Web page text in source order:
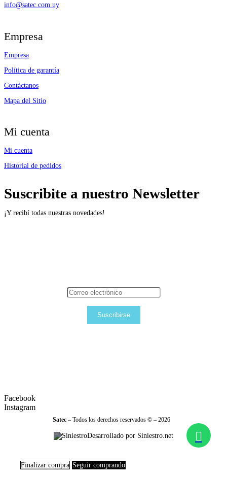
info@satec.com.uy
Empresa
Empresa
Política de garantía
Contáctanos
Mapa del Sitio
Mi cuenta
Mi cuenta
Historial de pedidos
Suscribite a nuestro Newsletter
¡Y recibí todas nuestras novedades!
Suscribirse
Facebook
Instagram
Satec – Todos los derechos reservados © – 2026
Desarrollado por Siniestro.net
Finalizar compra Seguir comprando